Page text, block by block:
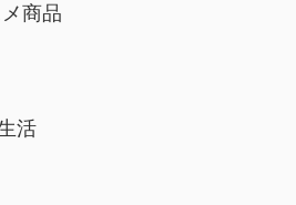
商品
活